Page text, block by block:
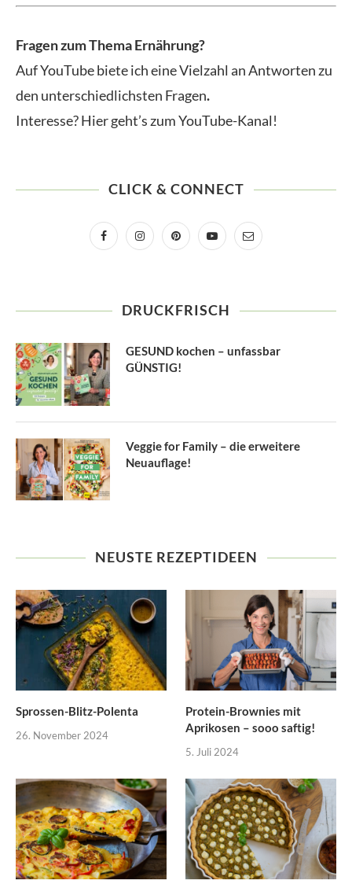
Fragen zum Thema Ernährung?
Auf YouTube biete ich eine Vielzahl an Antworten zu
den unterschiedlichsten Fragen.
Interesse? Hier geht’s zum YouTube-Kanal!
CLICK & CONNECT
DRUCKFRISCH
GESUND kochen – unfassbar
GÜNSTIG!
Veggie for Family – die erweitere
Neuauflage!
NEUSTE REZEPTIDEEN
Sprossen-Blitz-Polenta
26. November 2024
Protein-Brownies mit
Aprikosen – sooo saftig!
5. Juli 2024